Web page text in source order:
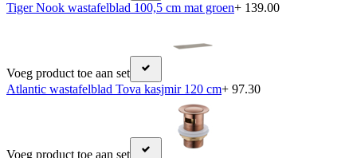
Tiger Nook wastafelblad 100,5 cm mat groen+ 139.00
Voeg product toe aan set
Atlantic wastafelblad Tova kasjmir 120 cm+ 97.30
Voeg product toe aan set